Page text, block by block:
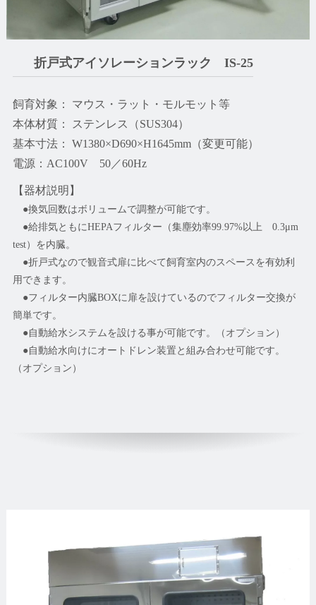
折戸式アイソレーションラック IS-25
飼育対象： マウス・ラット・モルモット等
本体材質： ステンレス（SUS304）
基本寸法： W1380×D690×H1645mm（変更可能）
電源：AC100V 50／60Hz
【器材説明】
●換気回数はボリュームで調整が可能です。
●給排気ともにHEPAフィルター（集塵効率99.97%以上 0.3μm
test）を内臓。
●折戸式なので観音式扉に比べて飼育室内のスペースを有効利
用できます。
●フィルター内臓BOXに扉を設けているのでフィルター交換が
簡単です。
●自動給水システムを設ける事が可能です。（オプション）
●自動給水向けにオートドレン装置と組み合わせ可能です。
（オプション）